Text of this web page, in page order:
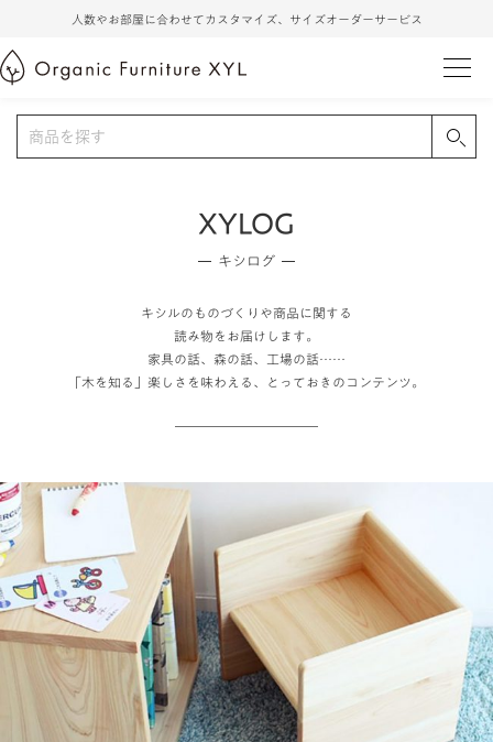
人数やお部屋に合わせてカスタマイズ、サイズオーダーサービス
XYLOG
キシログ
キシルのものづくりや商品に関する
読み物をお届けします。
家具の話、森の話、工場の話……
「木を知る」楽しさを味わえる、とっておきのコンテンツ。